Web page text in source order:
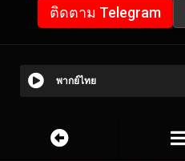
ติดตาม Telegram
พากย์ไทย